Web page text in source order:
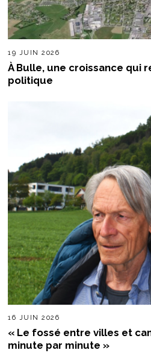
19 JUIN 2026
À Bulle, une croissance qui
politique
16 JUIN 2026
« Le fossé entre villes et
minute par minute »